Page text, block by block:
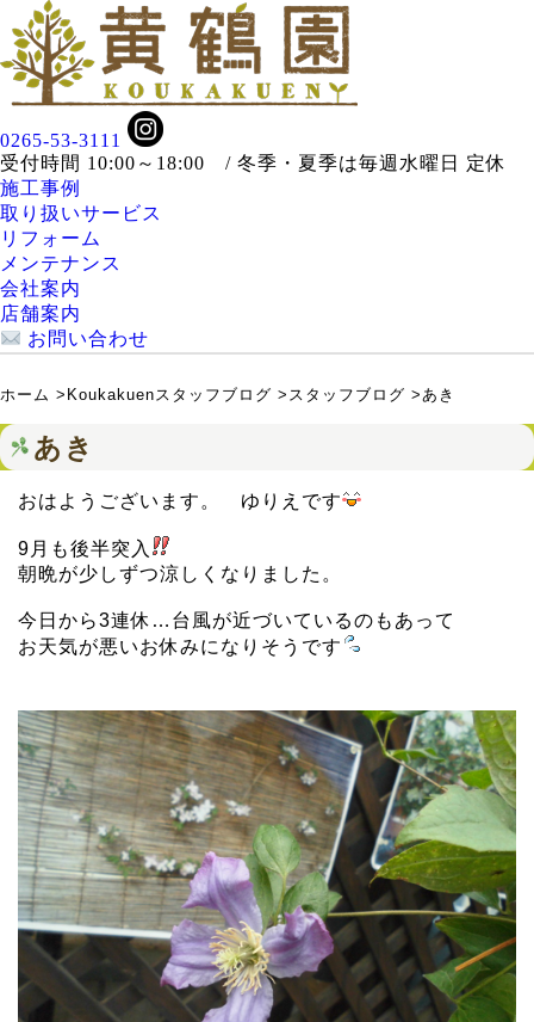
0265-53-3111
受付時間 10:00～18:00 / 冬季・夏季は毎週水曜日 定休
施工事例
取り扱いサービス
リフォーム
メンテナンス
会社案内
店舗案内
お問い合わせ
ホーム > Koukakuenスタッフブログ > スタッフブログ >あき
あき
おはようございます。 ゆりえです
9月も後半突入
朝晩が少しずつ涼しくなりました。
今日から3連休…台風が近づいているのもあって
お天気が悪いお休みになりそうです